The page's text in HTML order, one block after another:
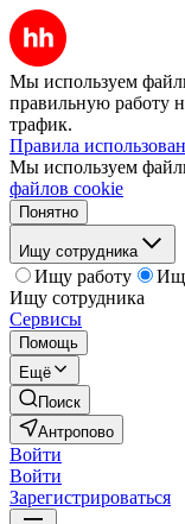
Мы используем
правильную работу
трафик.
Правила
Мы используем
файлов cookie
Понятно
Ищу сотрудника
Ищу работу
Ищу сотрудника
Сервисы
Помощь
Ещё
Поиск
Антропово
Войти
Войти
Зарегистрироваться